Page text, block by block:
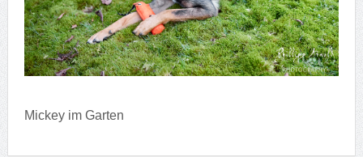
Mickey im Garten